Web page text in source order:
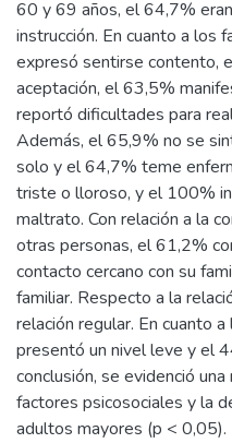
60 y 69 años, el 64,7%
instrucción. En cuanto a los
expresó sentirse contento,
aceptación, el 63,5%
reportó dificultades para
Además, el 65,9% no se
solo y el 64,7% teme
triste o lloroso, y el 100%
maltrato. Con relación a la
otras personas, el 61,2%
contacto cercano con su
familiar. Respecto a la
relación regular. En cuanto
presentó un nivel leve y el
conclusión, se evidenció
factores psicosociales y la
adultos mayores (p < 0,05).